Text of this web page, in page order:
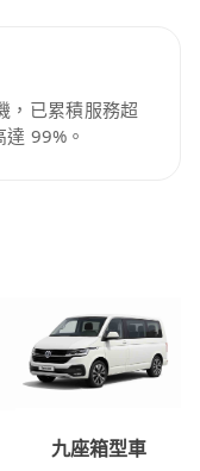
，已累積服務超
99%。
九座箱型車